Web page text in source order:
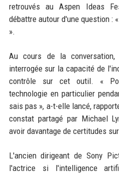
retrouvés au Aspen Ideas
débattre autour d'une question :
».
Au cours de la
interrogée sur la capacité de
contrôle sur cet outil. «
technologie en particulier
sais pas », a-t-elle lancé,
constat partagé par Michael
avoir davantage de certitudes
L'ancien dirigeant de Sony
l'actrice si l'intelligence